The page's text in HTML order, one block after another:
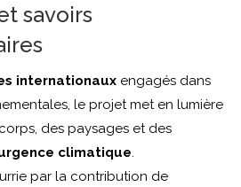
savoirs
internationaux engagés dans
le projet met en lumière
des paysages et des
climatique.
par la contribution de